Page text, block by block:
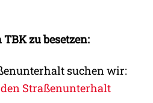
zu besetzen:
suchen wir:
Straßenunterhalt